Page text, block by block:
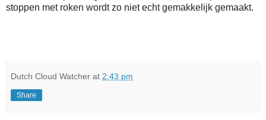
stoppen met roken wordt zo niet echt gemakkelijk gemaakt.
Dutch Cloud Watcher at 2:43 pm
Share